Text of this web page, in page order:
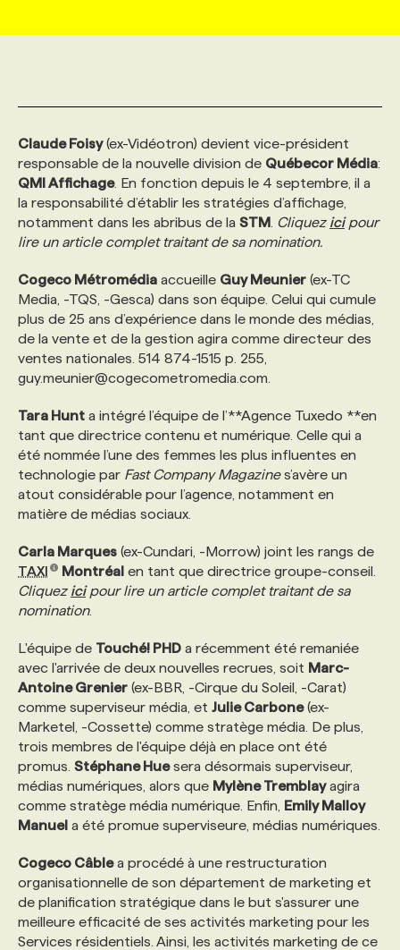
AFFAIRES DE L'INDUSTRIE
INITIATIVES NUMÉRIQUES
PRIX ET DISTINCTIONS
TENDANCES
WEB & MÉDIAS SOCIAUX
MARKETING DURABLE
GEO/SEO
ÉVÉNEMENTIEL
NOS AUTEUR‧RICES
INFOLETTRE PUBLICITÉ
ANNONCEZ AVEC NOUS
CONSULTER LA CVTHÈQUE
PROFIL ENTREPRISE
FAQ
ANNONCEZ AVEC NOUS
VOIR LES OFFRES
PROFIL CANDIDAT
FAQ
ANNONCEZ AVEC NOUS
NOS FORMATIONS EN LIGNE
NOS PARCOURS DE FORMATIONS
FORMATIONS PERSONNALISÉES
NOS FORMATEUR‧RICES
POURQUOI CHOISIR NOS FORMATIONS
NOS TARIFS
PROGRAMMES DE SUBVENTIONS
FAQ
ANNONCEZ AVEC NOUS
CHASSE DE TÊTE
SERVICE DE CHASSE DE TÊTE
NOS TARIFS
NOS EXPERTISES
ANNONCEZ AVEC NOUS
Claude Foisy(ex-Vidéotron) devient vice-président
responsable de la nouvelle division de Québecor Média:
QMI Affichage. En fonction depuis le 4 septembre, il a
la responsabilité d’établir les stratégies d’affichage,
notamment dans les abribus de la STM Cliquez icipour
lire un article complet traitant de sa nomination.
Cogeco Métromédia accueille Guy Meunier (ex-TC
Media, -TQS, -Gesca) dans son équipe. Celui qui cumule
plus de 25 ans d’expérience dans le monde des médias,
de la vente et de la gestion agira comme directeur des
ventes nationales. 514 874-1515 p. 255,
guy.meunier@cogecometromedia.com
Tara Hunt a intégré l’équipe de l’**Agence Tuxedo **en
tant que directrice contenu et numérique. Celle qui a
été nommée l’une des femmes les plus influentes en
technologie par Fast Company Magazines’avère un
atout considérable pour l’agence, notamment en
matière de médias sociaux.
Carla Marques (ex-Cundari, -Morrow) joint les rangs de
TAXI
Montréalen tant que directrice groupe-conseil.
Cliquez icipour lire un article complet traitant de sa
nomination.
L'équipe de Touché! PHD a récemment été remaniée
avec l'arrivée de deux nouvelles recrues, soit Marc-
Antoine Grenier (ex-BBR, -Cirque du Soleil, -Carat)
comme superviseur média, et Julie Carbone(ex-
Marketel, -Cossette) comme stratège média. De plus,
trois membres de l'équipe déjà en place ont été
promus. Stéphane Huesera désormais superviseur,
médias numériques, alors que Mylène Tremblayagira
comme stratège média numérique. Enfin, Emily Malloy
Manuel a été promue superviseure, médias numériques.
Cogeco Câblea procédé à une restructuration
organisationnelle de son département de marketing et
de planification stratégique dans le but s'assurer une
meilleure efficacité de ses activités marketing pour les
Services résidentiels. Ainsi, les activités marketing de ce